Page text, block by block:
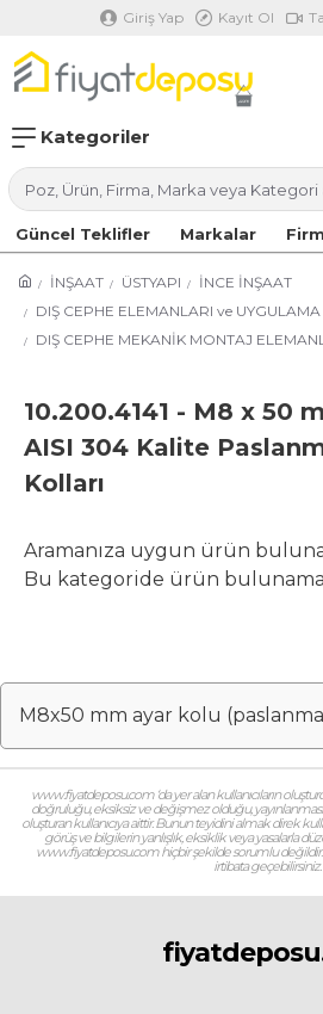
Giriş Yap Kayıt Ol
Kategoriler
Güncel Teklifler Markalar
İNŞAAT ÜSTYAPI
İNCE İNŞAAT
DIŞ CEPHE ELEMANLARI ve UYGULAMA
DIŞ CEPHE MEKANİK MONTAJ
10.200.4141 - M8 x 50
AISI 304 Kalite
Kolları
Aramanıza uygun ürün
Bu kategoride ürün
M8x50 mm ayar kolu
www.fiyatdeposu.com ‘da yer alan kullanıcıların
doğruluğu, eksiksiz ve değişmez olduğu,
oluşturan kullanıcıya aittir. Bunun teyidini almak direk
görüş ve bilgilerin yanlışlık, eksiklik veya yasalarla
www.fiyatdeposu.com hiçbir şekilde sorumlu değildir.
irtibata geçebilirsiniz.